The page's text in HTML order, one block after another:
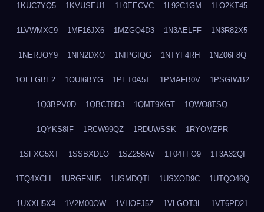
1KUC7YQ5 1KVUSEU1 1L0EECVC 1L92C1GM 1LO2KT45
1LVWMXC9 1MF16JX6 1MZGQ4D3 1N3AELFF 1N3R82X5
1NERJOY9 1NIN2DXO 1NIPGIQG 1NTYF4RH 1NZ06F8Q
1OELGBE2 1OUI6BYG 1PET0A5T 1PMAFB0V 1PSGIWB2
1Q3BPV0D 1QBCT8D3 1QMT9XGT 1QWO8TSQ
1QYKS8IF 1RCW99QZ 1RDUWSSK 1RYOMZPR
1SFXG5XT 1SSBXDLO 1SZ258AV 1T04TFO9 1T3A32QI
1TQ4XCLI 1URGFNU5 1USMDQTI 1USXOD9C 1UTQO46Q
1UXXH5X4 1V2M00OW 1VHOFJ5Z 1VLGOT3L 1VT6PD21